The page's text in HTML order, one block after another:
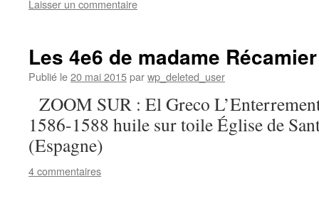
Laisser un commentaire
Les 4e6 de madame
Publié le20 mai 2015parwp_deleted_user
ZOOM SUR : El Greco
1586-1588 huile sur toile Église de
(Espagne)
4 commentaires